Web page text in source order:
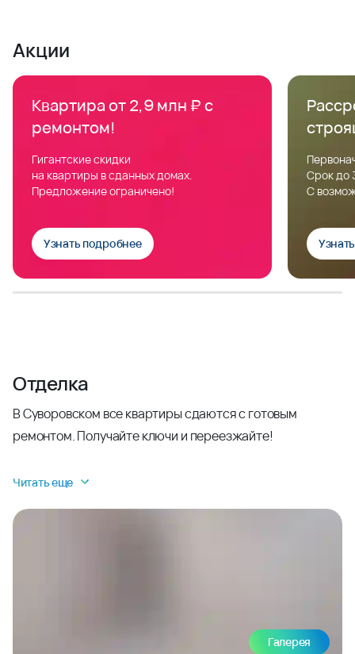
Акции
Квартира от 2,9 млн ₽ с
ремонтом!
Гигантские скидки
на квартиры в сданных домах.
Предложение ограничено!
Узнать подробнее
Срок до
С
Отделка
В Суворовском все квартиры сдаются с готовым
ремонтом. Получайте ключи и переезжайте!
Читать еще
Галерея